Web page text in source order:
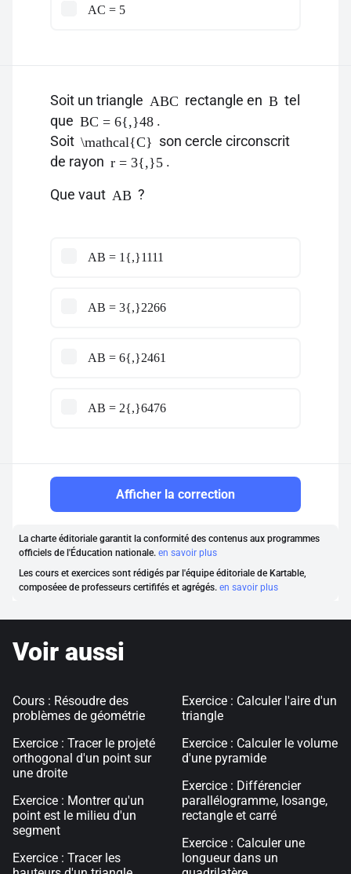
AC = 5
Soit un triangle ABC rectangle en B tel
que BC = 6{,}48 .
Soit \mathcal{C} son cercle circonscrit
de rayon r = 3{,}5 .
Que vaut AB ?
AB = 1{,}1111
AB = 3{,}2266
AB = 6{,}2461
AB = 2{,}6476
Afficher la correction
La charte éditoriale garantit la conformité des contenus aux programmes
officiels de l'Éducation nationale. en savoir plus
Les cours et exercices sont rédigés par l'équipe éditoriale de Kartable,
composéee de professeurs certififés et agrégés. en savoir plus
Voir aussi
Cours : Résoudre des
problèmes de géométrie
Exercice : Tracer le projeté
orthogonal d'un point sur
une droite
Exercice : Montrer qu'un
point est le milieu d'un
segment
Exercice : Tracer les
Exercice : Calculer l'aire d'un
triangle
Exercice : Calculer le volume
d'une pyramide
Exercice : Différencier
parallélogramme, losange,
rectangle et carré
Exercice : Calculer une
longueur dans un